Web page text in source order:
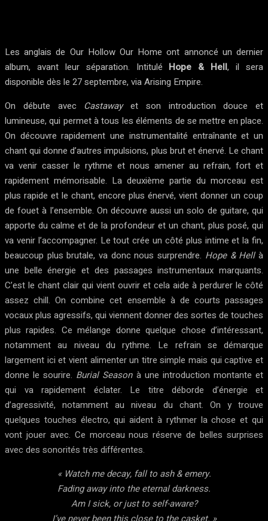
Les anglais de Our Hollow Our Home ont annoncé un dernier
album, avant leur séparation. Intitulé Hope & Hell, il sera
disponible dès le 27 septembre, via Arising Empire.
On débute avec Castawayet son introduction douce et
lumineuse, qui permet à tous les éléments de se mettre en place.
On découvre rapidement une instrumentalité entraînante et un
chant qui donne d’autres impulsions, plus brut et énervé. Le chant
va venir casser le rythme et nous amener au refrain, fort et
rapidement mémorisable. La deuxième partie du morceau est
plus rapide et le chant, encore plus énervé, vient donner un coup
de fouet à l’ensemble. On découvre aussi un solo de guitare, qui
apporte du calme et de la profondeur et un chant, plus posé, qui
va venir l’accompagner. Le tout crée un côté plus intime et la fin,
beaucoup plus brutale, va donc nous surprendre. Hope & Hellà
une belle énergie et des passages instrumentaux marquants.
C’est le chant clair qui vient ouvrir et cela aide à perdurer le côté
assez chill. On combine cet ensemble à de courts passages
vocaux plus agressifs, qui viennent donner des sortes de touches
plus rapides. Ce mélange donne quelque chose d’intéressant,
notamment au niveau du rythme. Le refrain se démarque
largement ici et vient alimenter un titre simple mais qui captive et
donne le sourire. Burial Seasonà une introduction montante et
qui va rapidement éclater. Le titre déborde d’énergie et
d’agressivité, notamment au niveau du chant. On y trouve
quelques touches électro, qui aident à rythmer la chose et qui
vont jouer avec. Ce morceau nous réserve de belles surprises
avec des sonorités très différentes.
« Watch me decay, fall to ash & emery.
Fading away into the eternal darkness.
Am I sick, or just to self-aware?